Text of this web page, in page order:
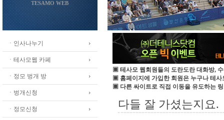
TESAMO WEB
ㆍ인사나누기
ㆍ테사모웹 카페
ㆍ정모 벙개 방
ㆍ벙개신청
ㆍ정모신청
▣ 테사모 웹회원들의 도란도란 대화방,
▣ 홈페이지에 가입한 회원은 누구나 테사
▣ 다른 싸이트로 직접 이동을 유도하는
다들 잘 가셨는지요.